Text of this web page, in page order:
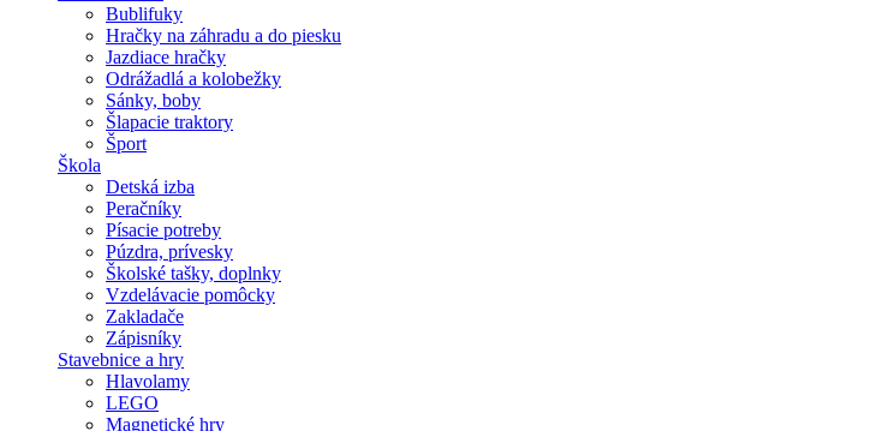
Bublifuky
Hračky na záhradu a do piesku
Jazdiace hračky
Odrážadlá a kolobežky
Sánky, boby
Šlapacie traktory
Šport
Škola
Detská izba
Peračníky
Písacie potreby
Púzdra, prívesky
Školské tašky, doplnky
Vzdelávacie pomôcky
Zakladače
Zápisníky
Stavebnice a hry
Hlavolamy
LEGO
Magnetické hry